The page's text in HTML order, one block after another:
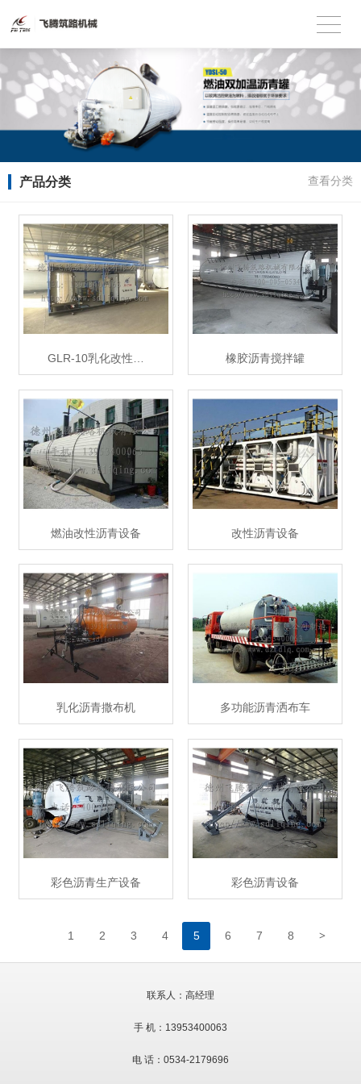
产品分类 查看分类
GLR-10乳化改性… 橡胶沥青搅拌罐
燃油改性沥青设备 改性沥青设备
乳化沥青撒布机 多功能沥青洒布车
彩色沥青生产设备 彩色沥青设备
1 2 3 4 5 6 7 8 >
联系人：高经理
手 机：13953400063
电 话：0534-2179696